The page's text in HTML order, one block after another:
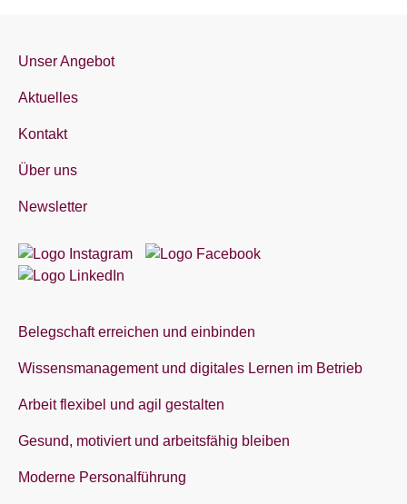
Unser Angebot
Aktuelles
Kontakt
Über uns
Newsletter
Belegschaft erreichen und einbinden
Wissensmanagement und digitales Lernen im Betrieb
Arbeit flexibel und agil gestalten
Gesund, motiviert und arbeitsfähig bleiben
Moderne Personalführung